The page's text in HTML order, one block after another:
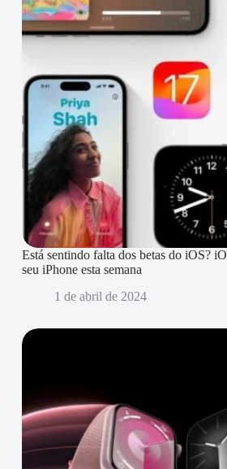
Está sentindo falta dos betas do iOS?
seu iPhone esta semana
1 de abril de 2024